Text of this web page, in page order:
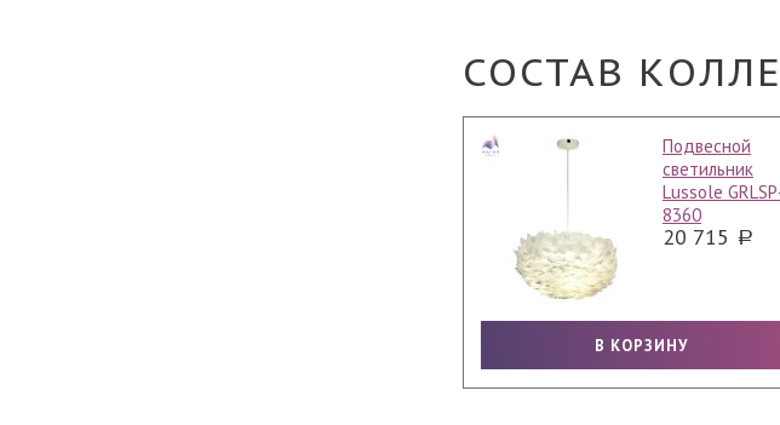
СОСТАВ
Подвесной
светильник
Lussole
8360
20 715